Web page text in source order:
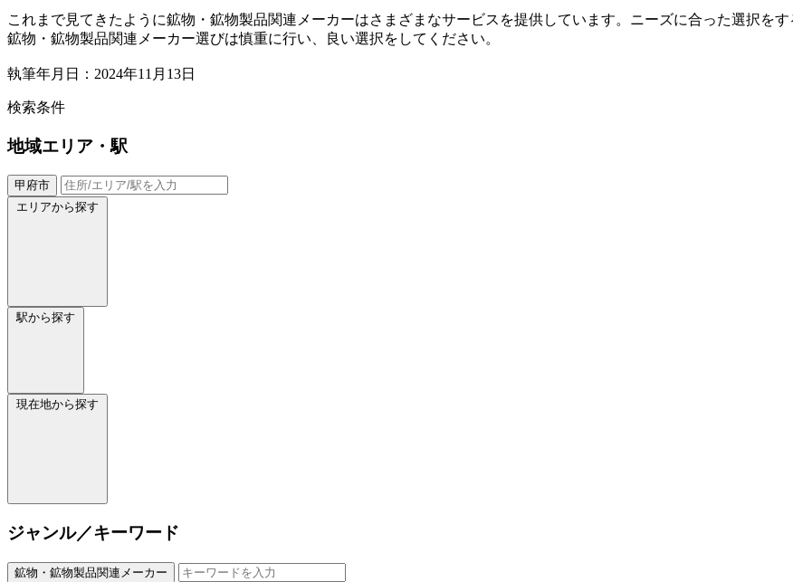
これまで見てきたように鉱物・鉱物製品関連メーカーはさまざまなサービスを提供しています。ニーズに合った選択を
鉱物・鉱物製品関連メーカー選びは慎重に行い、良い選択をしてください。
執筆年月日：2024年11月13日
検索条件
地域エリア・駅
甲府市
エリアから探す
駅から探す
現在地から探す
ジャンル／キーワード
鉱物・鉱物製品関連メーカー